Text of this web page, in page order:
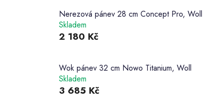
Nerezová pánev 28 cm Concept Pro, Woll
Skladem
2 180 Kč
Wok pánev 32 cm Nowo Titanium, Woll
Skladem
3 685 Kč